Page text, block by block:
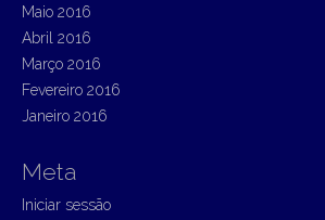
Maio 2016
Abril 2016
Março 2016
Fevereiro 2016
Janeiro 2016
Meta
Iniciar sessão